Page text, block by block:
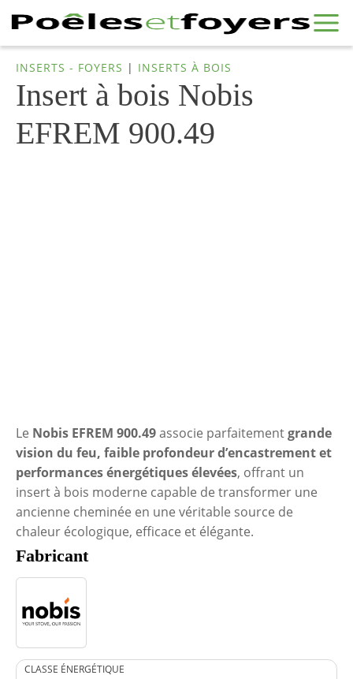
INSERTS - FOYERS | INSERTS À BOIS
Insert à bois Nobis
EFREM 900.49
Le Nobis EFREM 900.49associe parfaitementgrande
vision du feu, faible profondeur d’encastrement et
performances énergétiques élevées, offrant un
insert à bois moderne capable de transformer une
ancienne cheminée en une véritable source de
chaleur écologique, efficace et élégante.
Fabricant
CLASSE ÉNERGÉTIQUE